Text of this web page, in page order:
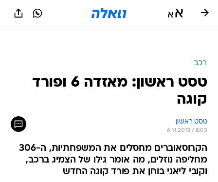
רכב
טסט ראשון: מאזדה 6 ופורד
קוגה
טסט ראשון
6.11.2013 / 8:03
הקרוסאוברים מחסלים את המשפחתיות, ה-306
מחליפה נוזלים, מה אומר גילו של הצמיג ברכב,
וקובי ליאני בוחן את פורד קוגה החדש